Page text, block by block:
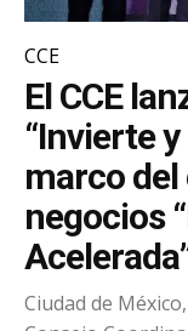
CCE
El CCE
“Invierte
marco
negocios
Ciudad de